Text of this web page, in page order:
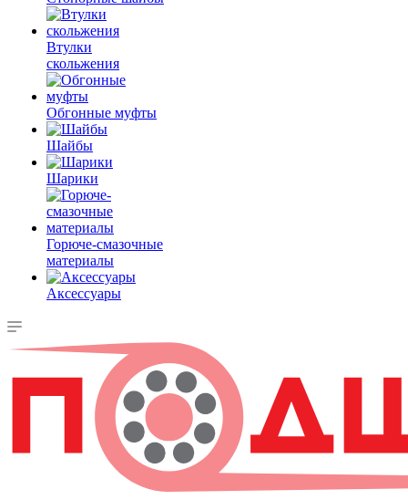
Втулки
скольжения
Обгонные муфты
Шайбы
Шарики
Горюче-смазочные
материалы
Аксессуары